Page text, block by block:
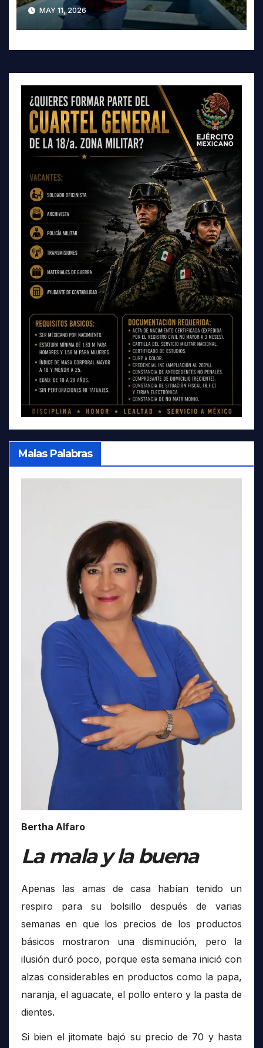
crisis ambiental en Tula-
Tepeji
MAY 11, 2026
Malas Palabras
Bertha Alfaro
La mala y la buena
Apenas las amas de casa habían tenido un
respiro para su bolsillo después de varias
semanas en que los precios de los productos
básicos mostraron una disminución, pero la
ilusión duró poco, porque esta semana inició con
alzas considerables en productos como la papa,
naranja, el aguacate, el pollo entero y la pasta de
dientes.
Si bien el jitomate bajó su precio de 70 y hasta